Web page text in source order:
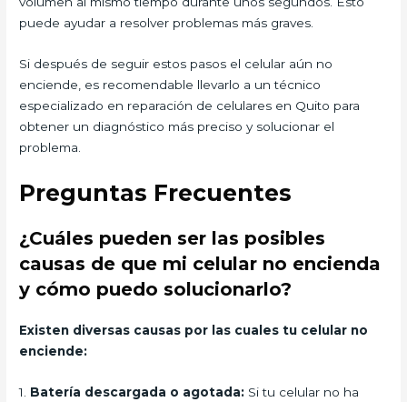
puede ayudar a resolver problemas más graves.
Si después de seguir estos pasos el celular aún no
enciende, es recomendable llevarlo a un técnico
especializado en reparación de celulares en Quito para
obtener un diagnóstico más preciso y solucionar el
problema.
Preguntas Frecuentes
¿Cuáles pueden ser las posibles
causas de que mi celular no encienda
y cómo puedo solucionarlo?
Existen diversas causas por las cuales tu celular no
enciende:
1. Batería descargada o agotada: Si tu celular no ha